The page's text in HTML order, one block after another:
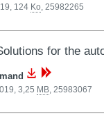
124 Ko, 25982265
for the
3,25 MB, 25983067